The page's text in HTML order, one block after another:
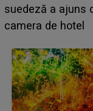
BĂIATUL VIZAT
faptului împlinit, A